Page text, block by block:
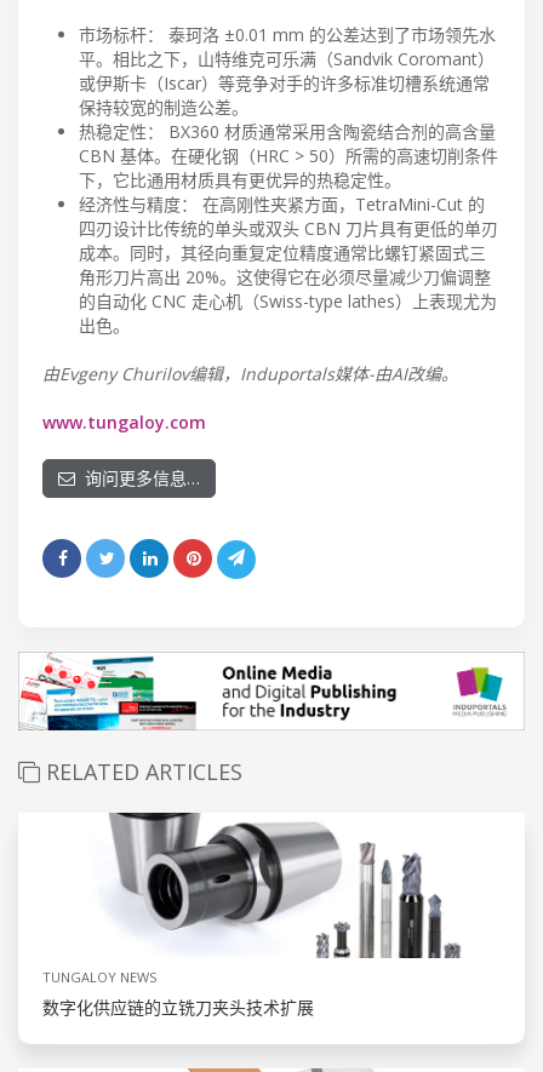
市场标杆： 泰珂洛 ±0.01 mm 的公差达到了市场领先水
平。相比之下，山特维克可乐满（Sandvik Coromant）
或伊斯卡（Iscar）等竞争对手的许多标准切槽系统通常
保持较宽的制造公差。
热稳定性： BX360 材质通常采用含陶瓷结合剂的高含量
CBN 基体。在硬化钢（HRC > 50）所需的高速切削条件
下，它比通用材质具有更优异的热稳定性。
经济性与精度： 在高刚性夹紧方面，TetraMini-Cut 的
四刃设计比传统的单头或双头 CBN 刀片具有更低的单刃
成本。同时，其径向重复定位精度通常比螺钉紧固式三
角形刀片高出 20%。这使得它在必须尽量减少刀偏调整
的自动化 CNC 走心机（Swiss-type lathes）上表现尤为
出色。
由Evgeny Churilov编辑，Induportals媒体-由AI改编。
www.tungaloy.com
询问更多信息…
RELATED ARTICLES
TUNGALOY NEWS
数字化供应链的立铣刀夹头技术扩展